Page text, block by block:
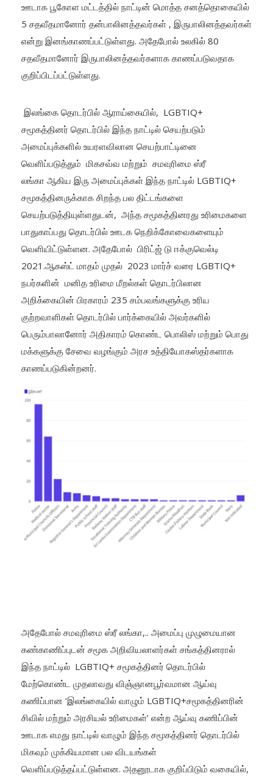
ஊடாக பூகோள மட்டத்தில் நாட்டின் மொத்த சனத்தொகையில்
5 சதவீதமானோர் தன்பாலினத்தவர்கள் , இருபாலினத்தவர்கள்
என்று இனங்காணப்பட்டுள்ளது. அதேபோல் உலகில் 80
சதவீதமானோர் இருபாலினத்தவர்களாக காணப்படுவதாக
குறிப்பிடப்பட்டுள்ளது.
இலங்கை தொடர்பில் ஆராய்கையில், LGBTIQ+
சமூகத்தினர் தொடர்பில் இந்த நாட்டில் செயற்படும்
அமைப்புக்களில் உயரளவிலான செயற்பாட்டினை
வெளிப்படுத்தும் மிகசவ்வ மற்றும் சமவுரிமை ஸ்ரீ
லங்கா ஆகிய இரு அமைப்புக்கள் இந்த நாட்டில் LGBTIQ+
சமூகத்தினருக்காக சிறந்த பல திட்டங்களை
செயற்படுத்தியுள்ளதுடன், அந்த சமூகத்தினரது உரிமைகளை
பாதுகாப்பது தொடர்பில் ஊடக நெறிக்கோவைகளையும்
வெளியிட்டுள்ளன. அதேபோல் பிரிட்ஜ் டு ஈக்குவெல்டி
2021.ஆகஸ்ட் மாதம் முதல் 2023 மார்ச் வரை LGBTIQ+
நபர்களின் மனித உரிமை மீறல்கள் தொடர்பிலான
அறிக்கையின் பிரகாரம் 235 சம்பவங்களுக்கு உரிய
குற்றவாளிகள் தொடர்பில் பார்க்கையில் அவர்களில்
பெரும்பாலானோர் அதிகாரம் கொண்ட பொலிஸ் மற்றும் பொது
மக்களுக்கு சேவை வழங்கும் அரச உத்தியோகஸ்தர்களாக
காணப்படுகின்றனர்.
அதேபோல் சமவுரிமை ஸ்ரீ லங்கா,.. அமைப்பு முழுமையான
கண்காணிப்புடன் சமூக அறிவியலாளர்கள் சங்கத்தினரால்
இந்த நாட்டில் LGBTIQ+ சமூகத்தினர் தொடர்பில்
மேற்கொண்ட முதலாவது விஞ்ஞானபூர்வமான ஆய்வு
கணிப்பான ‘இலங்கையில் வாழும் LGBTIQ+சமூகத்தினரின்
சிவில் மற்றும் அரசியல் உரிமைகள்’ என்ற ஆய்வு கணிப்பின்
ஊடாக எமது நாட்டில் வாழும் இந்த சமூகத்தினர் தொடர்பில்
மிகவும் முக்கியமான பல விடயங்கள்
வெளிப்படுத்தப்பட்டுள்ளன. அதனூடாக குறிப்பிடும் வகையில்,